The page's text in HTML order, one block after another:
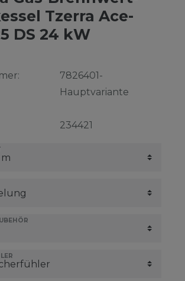
Tzerra Ace-
DS 24 kW
7826401-
Hauptvariante
234421